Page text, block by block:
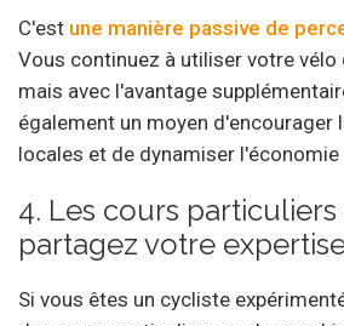
C'est une manière passive de
Vous continuez à utiliser votre
mais avec l'avantage
également un moyen d'encourager
locales et de dynamiser
4. Les cours
partagez votre
Si vous êtes un cycliste